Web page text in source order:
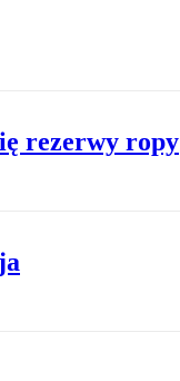
rezerwy ropy